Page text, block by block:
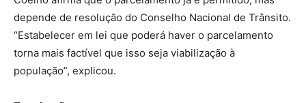
depende de resolução do Conselho Nacional de Trânsito.
“Estabelecer em lei que poderá haver o parcelamento
torna mais factível que isso seja viabilização à
população”, explicou.